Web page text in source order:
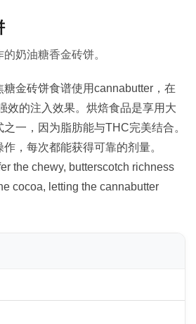
奶油糖香金砖饼。
金砖饼食谱使用cannabutter，在
效的注入效果。烘焙食品是享用大
一，因为脂肪能与THC完美结合。
，每次都能获得可靠的剂量。
the chewy, butterscotch richness
cocoa, letting the cannabutter